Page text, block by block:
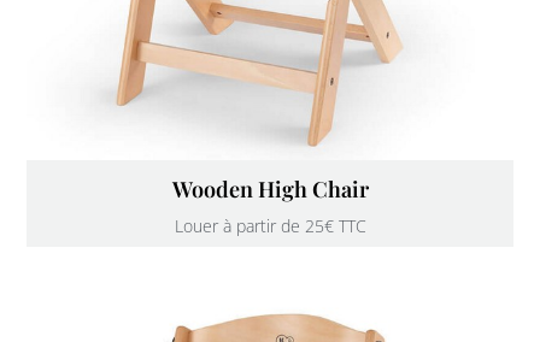
Wooden High Chair
Louer à partir de 25€ TTC